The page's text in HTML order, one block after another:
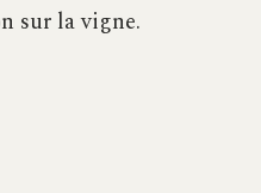
sur la vigne.